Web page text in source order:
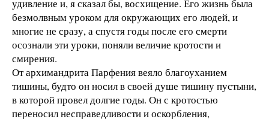
удивление и, я сказал бы, восхищение. Его жизнь была
безмолвным уроком для окружающих его людей, и
многие не сразу, а спустя годы после его смерти
осознали эти уроки, поняли величие кротости и
смирения.
От архимандрита Парфения веяло благоуханием
тишины, будто он носил в своей душе тишину пустыни,
в которой провел долгие годы. Он с кротостью
переносил несправедливости и оскорбления,